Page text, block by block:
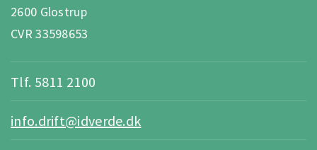
2600 Glostrup
CVR 33598653
Tlf. 5811 2100
info.drift@idverde.dk